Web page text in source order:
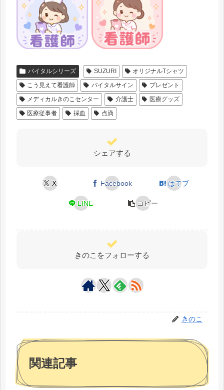
バイタルシリーズ SUZURI
オリジナルTシャツ
こう見えて看護師
バイタルサイン
プレゼント
メディカルきのこセンター
介護士
医療グッズ
医療従事者
採血 点滴
シェアする
X Facebook はてブ
LINE コピー
きのこをフォローする
きのこ
関連記事